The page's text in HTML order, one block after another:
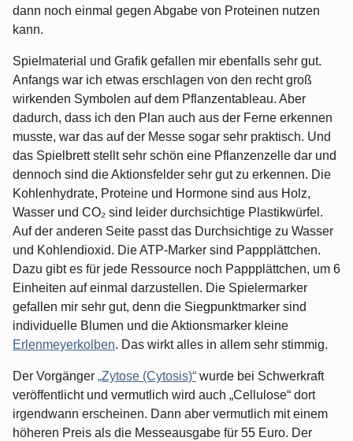
dann noch einmal gegen Abgabe von Proteinen nutzen
kann.
Spielmaterial und Grafik gefallen mir ebenfalls sehr gut.
Anfangs war ich etwas erschlagen von den recht groß
wirkenden Symbolen auf dem Pflanzentableau. Aber
dadurch, dass ich den Plan auch aus der Ferne erkennen
musste, war das auf der Messe sogar sehr praktisch. Und
das Spielbrett stellt sehr schön eine Pflanzenzelle dar und
dennoch sind die Aktionsfelder sehr gut zu erkennen. Die
Kohlenhydrate, Proteine und Hormone sind aus Holz,
Wasser und CO₂ sind leider durchsichtige Plastikwürfel.
Auf der anderen Seite passt das Durchsichtige zu Wasser
und Kohlendioxid. Die ATP-Marker sind Pappplättchen.
Dazu gibt es für jede Ressource noch Pappplättchen, um 6
Einheiten auf einmal darzustellen. Die Spielermarker
gefallen mir sehr gut, denn die Siegpunktmarker sind
individuelle Blumen und die Aktionsmarker kleine
Erlenmeyerkolben. Das wirkt alles in allem sehr stimmig.
Der Vorgänger „Zytose (Cytosis)“ wurde bei Schwerkraft
veröffentlicht und vermutlich wird auch „Cellulose“ dort
irgendwann erscheinen. Dann aber vermutlich mit einem
höheren Preis als die Messeausgabe für 55 Euro. Der